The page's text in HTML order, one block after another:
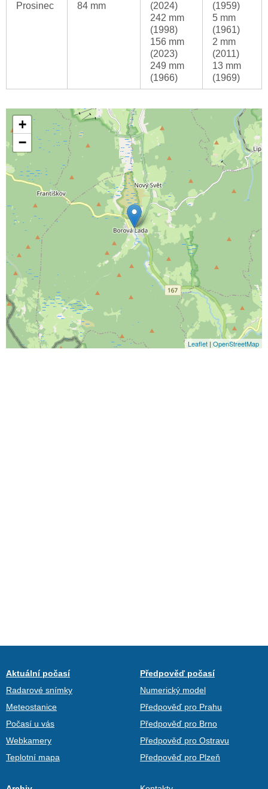
Prosinec
84 mm
(2024)
242 mm
(1998)
156 mm
(2023)
249 mm
(1966)
(1959)
5 mm
(1961)
2 mm
(2011)
13 mm
(1969)
+
−
Leaflet | OpenStreetMap
Aktuální počasí
Radarové snímky
Meteostanice
Počasí u vás
Webkamery
Teplotní mapa
Předpověď počasí
Numerický model
Předpověď pro Prahu
Předpověď pro Brno
Předpověď pro Ostravu
Předpověď pro Plzeň